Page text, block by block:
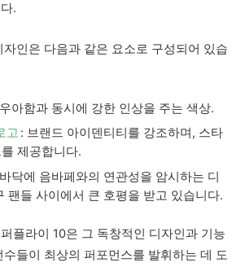
.
인은 다음과 같은 요소로 구성되어 있습
아함과 동시에 강한 인상을 주는 색상.
고 : 브랜드 아이덴티티를 강조하며, 스타
제공합니다.
닥에 음바페와의 연관성을 암시하는 디
팬들 사이에서 큰 호평을 받고 있습니다.
플라이 10은 그 독창적인 디자인과 기능
들이 최상의 퍼포먼스를 발휘하는 데 도